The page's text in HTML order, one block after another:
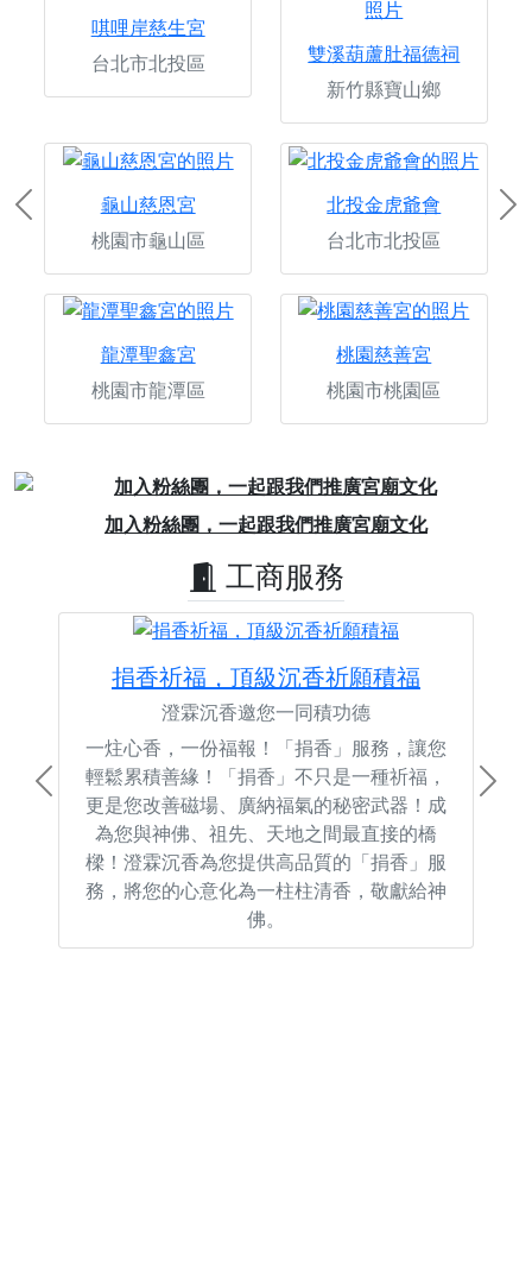
唭哩岸慈生宮
台北市北投區
雙溪葫蘆肚福德祠
新竹縣寶山鄉
龜山慈恩宮
桃園市龜山區
北投金虎爺會
台北市北投區
龍潭聖鑫宮
桃園市龍潭區
桃園慈善宮
桃園市桃園區
Previous
加入粉絲團，一起跟我們推廣宮廟文化
Previous
工商服務
捐香祈福，頂級沉香祈願積福
澄霖沉香邀您一同積功德
一炷心香，一份福報！「捐香」服務，讓您
輕鬆累積善緣！「捐香」不只是一種祈福，
更是您改善磁場、廣納福氣的秘密武器！成
為您與神佛、祖先、天地之間最直接的橋
樑！澄霖沉香為您提供高品質的「捐香」服
務，將您的心意化為一柱柱清香，敬獻給神
佛。
Previous Next